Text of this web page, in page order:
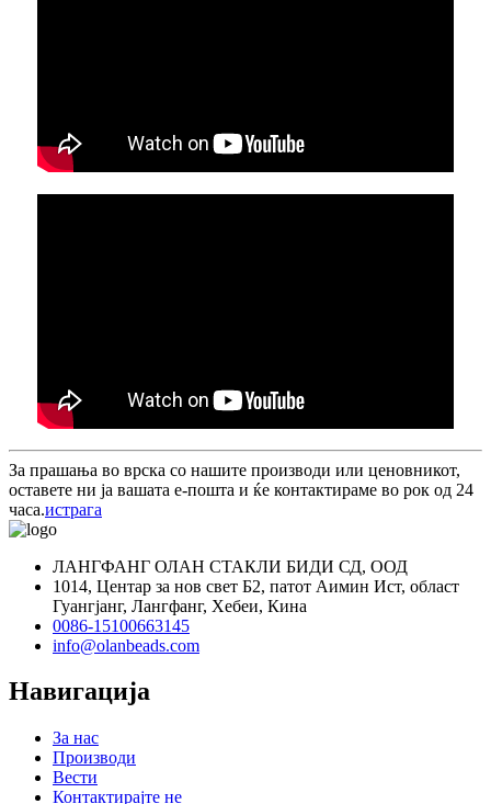
За прашања во врска со нашите производи или ценовникот,
оставете ни ја вашата е-пошта и ќе контактираме во рок од 24
часа.истрага
ЛАНГФАНГ ОЛАН СТАКЛИ БИДИ СД, ООД
1014, Центар за нов свет Б2, патот Аимин Ист, област
Гуангјанг, Лангфанг, Хебеи, Кина
0086-15100663145
info@olanbeads.com
Навигација
За нас
Производи
Вести
Контактирајте не